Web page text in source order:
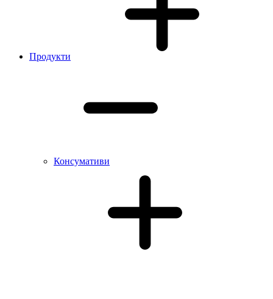
Продукти
Консумативи